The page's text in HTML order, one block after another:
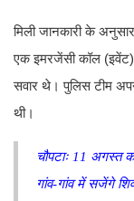
मिली जानकारी के
एक इमरजेंसी कॉल (इवेंट)
सवार थे। पुलिस टीम
थी।
चौपटाः 11 अगस्त
गांव-गांव में सजेंगे